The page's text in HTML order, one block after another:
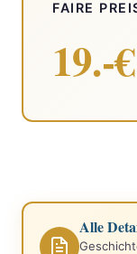
FAIRE
19.-€
Alle